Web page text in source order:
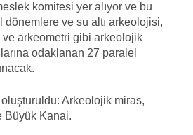
komitesi yer alıyor ve bu
dönemlere ve su altı arkeolojisi,
arkeometri gibi arkeolojik
odaklanan 27 paralel
Arkeolojik miras,
Büyük Kanai.